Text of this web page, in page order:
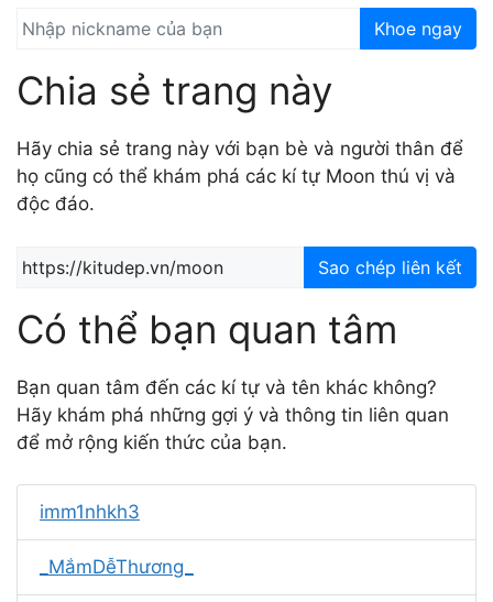
Khoe ngay
Chia sẻ trang này
Hãy chia sẻ trang này với bạn bè và người thân để
họ cũng có thể khám phá các kí tự Moon thú vị và
độc đáo.
Sao chép liên kết
Có thể bạn quan tâm
Bạn quan tâm đến các kí tự và tên khác không?
Hãy khám phá những gợi ý và thông tin liên quan
để mở rộng kiến thức của bạn.
imm1nhkh3
_MắmDễThương_